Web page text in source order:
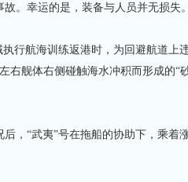
。幸运的是，装备与人员并无损失。
行航海训练返港时，为回避航道上
右舰体右侧碰触海水冲积而形成的“
“武夷”号在拖船的协助下，乘着